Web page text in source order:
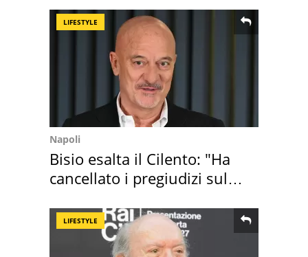
LIFESTYLE
Napoli
Bisio esalta il Cilento: "Ha
cancellato i pregiudizi sul
LIFESTYLE